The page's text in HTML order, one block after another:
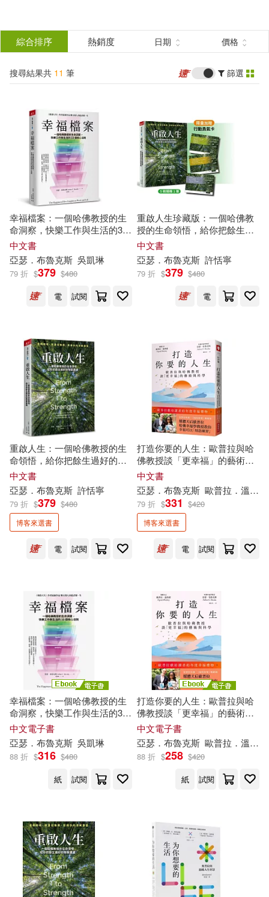
結
分類 (單選)
所有商品(11) 圖書(8)
電子書(3)
作者 (可複選)
亞瑟．布魯克斯(7)
（美）亞瑟·C.布魯克斯(3)
歐普拉．溫弗蕾(2)
oks）(1)
（美）奧普拉·溫弗瑞(1)
出版社 (可複選)
天下雜誌(5) 中信出版社(3)
商業周刊(2)
可超商取貨(8) 可海外宅配(8)
可港澳店取(8)
可新加坡店取(8)
可菲律賓店取(8)
適合手機平板閱讀(3)
其他 (可複選)
綜合排序 熱銷度 日期 價格
搜尋結果共 11 筆 篩選
幸福檔案：一個哈佛教授的生
命洞察，快樂工作與生活的33
個核心法則
中文書
亞瑟 ． 布魯克斯 吳凱琳
79 折 $379 $480
電
試閱
重啟人生珍藏版：一個哈佛教
授的生命領悟，給你把餘生過
好的簡單建議
中文書
亞瑟 ． 布魯克斯 許恬寧
79 折 $379 $480
電
重啟人生：一個哈佛教授的生
命領悟，給你把餘生過好的簡
單建議
中文書
亞瑟 ． 布魯克斯 許恬寧
79 折 $379 $480
博客來選書
電 試閱
打造你要的人生：歐普拉與哈
佛教授談「更幸福」的藝術與
科學
中文書
亞瑟 ． 布魯克斯 歐普拉．溫弗蕾
79 折 $331 $420
博客來選書
電 試閱
幸福檔案：一個哈佛教授的生
命洞察，快樂工作與生活的33
個核心法則 (電子書)
中文電子書
亞瑟 ． 布魯克斯 吳凱琳
88 折 $316 $480
紙
試閱
打造你要的人生：歐普拉與哈
佛教授談「更幸福」的藝術與
科學 (電子書)
中文電子書
亞瑟 ． 布魯克斯 歐普拉．溫弗蕾
88 折 $258 $420
紙
試閱